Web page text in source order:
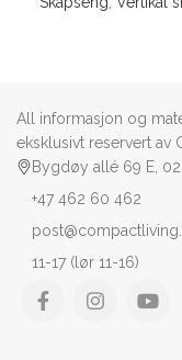
All informasjon og
eksklusivt reservert av
Bygdøy allé 69 E,
+47 462 60 462
11-17 (lør 11-16)